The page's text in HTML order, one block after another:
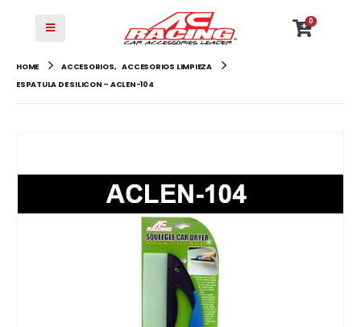
0
HOME ACCESORIOS, ACCESORIOS LIMPIEZA
ESPATULA DE SILICON – ACLEN-104